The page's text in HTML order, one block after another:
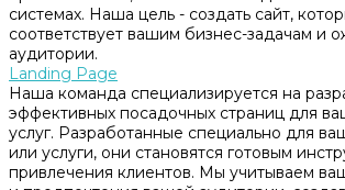
системах. Наша цель - создать сайт,
соответствует вашим бизнес-задачам и
аудитории.
Landing Page
Наша команда специализируется на
эффективных посадочных страниц для
услуг. Разработанные специально для
или услуги, они становятся готовым
привлечения клиентов. Мы учитываем